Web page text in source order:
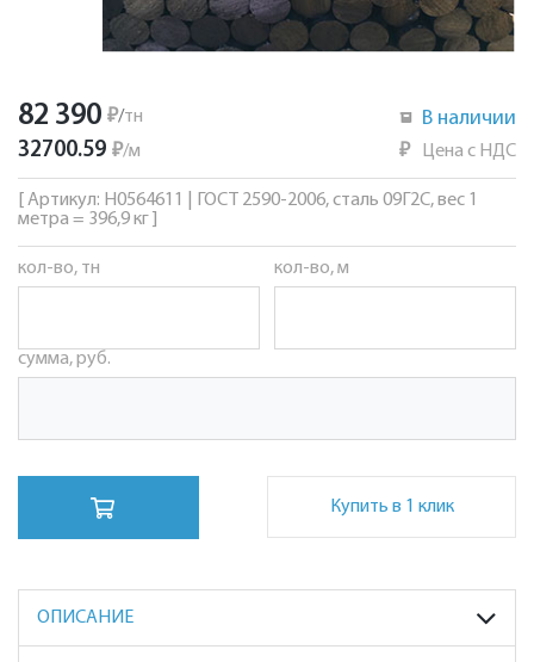
82 390 ₽/тн
32700.59 ₽/м
В наличии
₽ Цена с НДС
[ Артикул: Н0564611 | ГОСТ 2590-2006, сталь 09Г2С, вес 1
метра = 396,9 кг ]
кол-во, тн кол-во, м
сумма, руб.
Купить в 1 клик
ОПИСАНИЕ